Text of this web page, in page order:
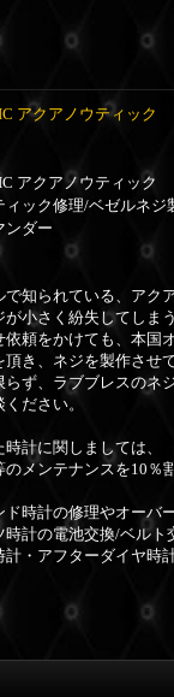
アクアノウティック
アクアノウティック
ィック修理/ベゼルネジ
ンダー
知られている、アク
小さく紛失してしま
頼をかけても、本国
き、ネジを製作させ
ず、ラブブレスのネ
ださい。
計に関しましては、
メンテナンスを10％
時計の修理やオーバ
計の電池交換/ベル
・アフターダイヤ時